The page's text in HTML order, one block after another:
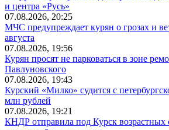
и центра «Русь»
07.08.2026, 20:25
МЧС предупреждает курян о грозах и
августа
07.08.2026, 19:56
Курян просят не парковаться в зоне
Павлуновского
07.08.2026, 19:43
Курский «Милко» судится с
млн рублей
07.08.2026, 19:21
КНДР отправила под Курск возрастных